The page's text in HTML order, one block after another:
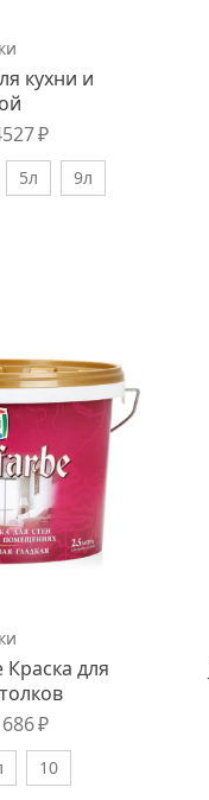
кухни и
₽
5л 9л
для
₽
10